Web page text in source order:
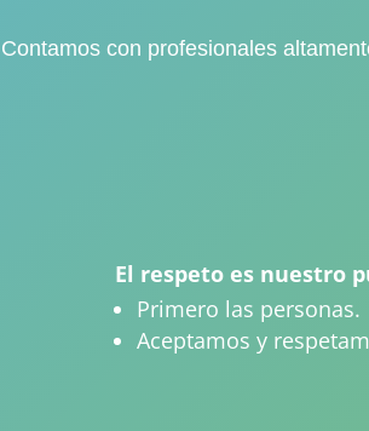
Contamos con profesionales
El respeto es nuestro
Primero las personas.
Aceptamos y